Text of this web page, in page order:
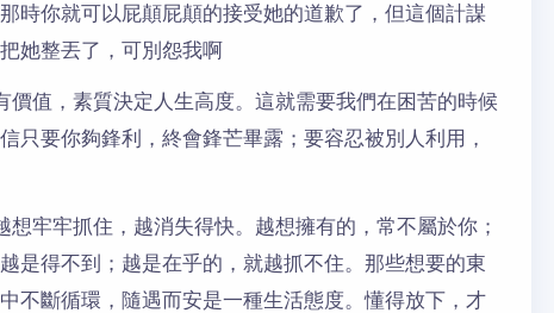
時你就可以屁顛屁顛的接受她的道歉了，但這個計謀
她整丟了，可別怨我啊
價值，素質決定人生高度。這就需要我們在困苦的時候
只要你夠鋒利，終會鋒芒畢露；要容忍被別人利用，
牢牢抓住，越消失得快。越想擁有的，常不屬於你；
是得不到；越是在乎的，就越抓不住。那些想要的東
不斷循環，隨遇而安是一種生活態度。懂得放下，才